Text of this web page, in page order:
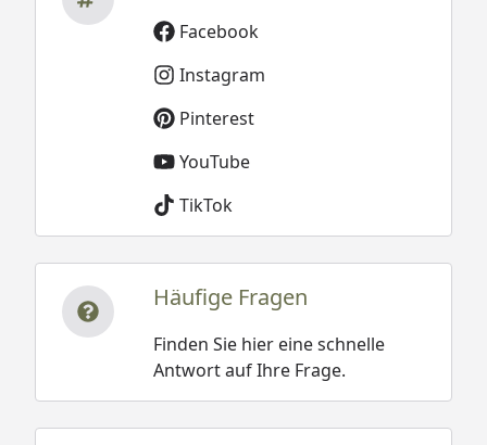
Facebook
Instagram
Pinterest
YouTube
TikTok
Häufige Fragen
Finden Sie hier eine schnelle
Antwort auf Ihre Frage.